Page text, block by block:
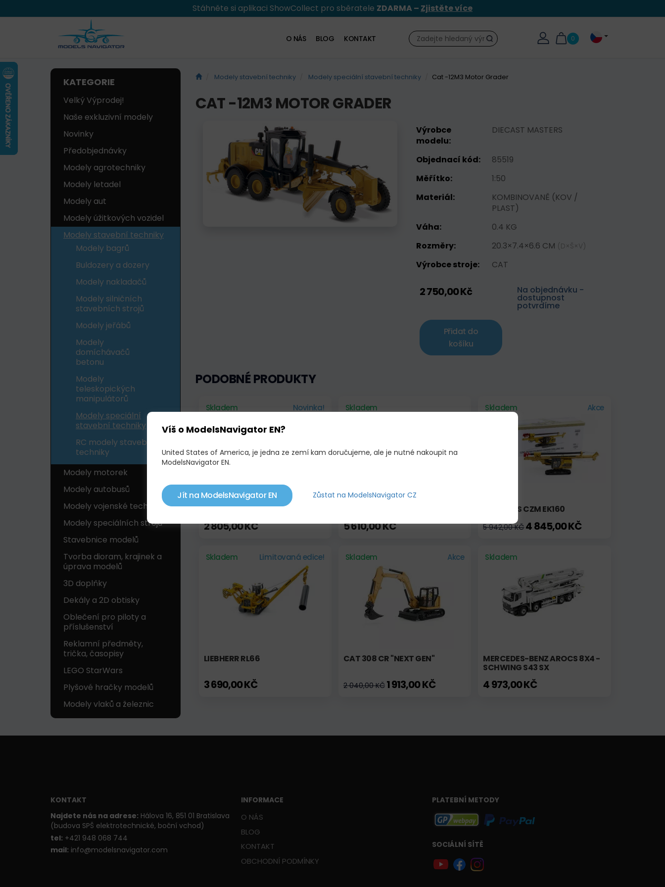
Stáhněte si aplikaci ShowCollect pro sběratele ZDARMA – Zjistěte více
0
Hledat
O NÁS BLOG KONTAKT
KATEGORIE
Velký Výprodej!
Naše exkluzivní modely
Novinky
Předobjednávky
Modely agrotechniky
Modely letadel
Modely aut
Modely úžitkových vozidel
Modely stavební techniky
Modely bagrů
Buldozery a dozery
Modely nakladačů
Modely silničních
stavebních strojů
Modely jeřábů
Modely
domíchávačů
betonu
Modely
teleskopických
manipulátorů
Modely speciální
stavební techniky
RC modely stavební
techniky
Modely motorek
Modely autobusů
Modely vojenské techniky
Modely speciálních strojů
Stavebnice modelů
Tvorba dioram, krajinek a
úprava modelů
3D doplňky
Dekály a 2D obtisky
Oblečení pro piloty a
příslušenství
Reklamní předměty,
trička, časopisy
LEGO StarWars
Plyšové hračky modelů
Modely vlaků a železnic
Modely stavební techniky Modely speciální stavební techniky Cat -12M3 Motor Grader
CAT -12M3 MOTOR GRADER
Výrobce
modelu:
DIECAST MASTERS
Objednací kód:
85519
Měřítko:
1:50
Materiál:
KOMBINOVANĚ (KOV /
PLAST)
Váha:
0.4 KG
Rozměry:
20.3×7.4×6.6 CM (D×Š×V)
Výrobce stroje: CAT
2 750,00 Kč Na objednávku -
dostupnost
potvrdíme
Přidat do
košíku
PODOBNÉ PRODUKTY
Skladem Novinka!
CAT AP655 ASPHALT PAVER
2 805,00 KČ
Skladem
5 610,00 KČ
Skladem Akce
CAT 330 S CZM EK160
5 942,00 KČ4 845,00 KČ
Skladem Limitovaná edice!
LIEBHERR RL66
3 690,00 KČ
Skladem Akce
CAT 308 CR "NEXT GEN"
2 040,00 KČ1 913,00 KČ
Skladem
MERCEDES-BENZ AROCS 8X4 -
SCHWING S43 SX
4 973,00 KČ
KONTAKT
Najdete nás na adrese: Hálova 16, 851 01 Bratislava
(budova SPŠ elektrotechnické, boční vchod)
tel: +421 948 068 744
mail: info@modelsnavigator.com
INFORMACE
O NÁS
BLOG
KONTAKT
OBCHODNÍ PODMÍNKY
PLATEBNÍ METODY
SOCIÁLNÍ SÍTĚ
Víš o ModelsNavigator EN?
United States of America, je jedna ze zemí kam doručujeme, ale je nutné nakoupit na
ModelsNavigator EN.
Jít na ModelsNavigator EN Zůstat na ModelsNavigator CZ